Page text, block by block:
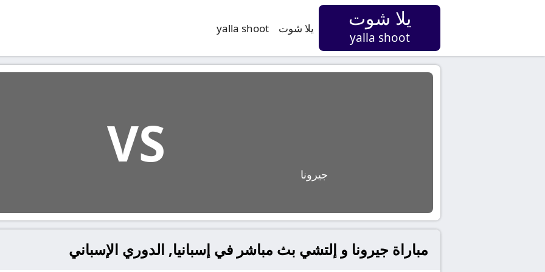
يلا شوت
yalla shoot
يلا شوت yalla shoot
جيرونا VS
مباراة جيرونا و إلتشي بث مباشر في إسبانيا, الدوري الإسباني